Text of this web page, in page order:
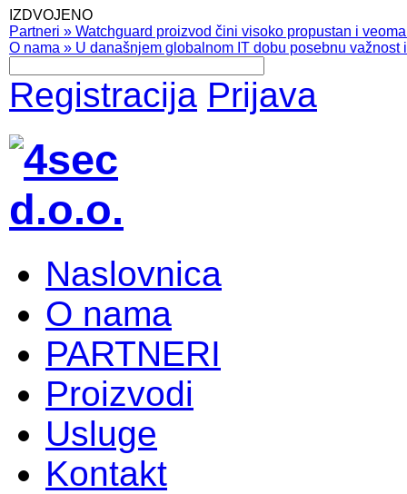
IZDVOJENO
Partneri » Watchguard proizvod čini visoko propustan i
O nama » U današnjem globalnom IT dobu posebnu
Registracija Prijava
Naslovnica
O nama
PARTNERI
Proizvodi
Usluge
Kontakt